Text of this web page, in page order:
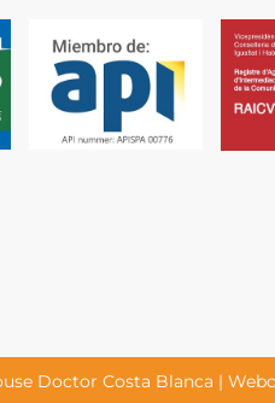
Doctor Costa Blanca |